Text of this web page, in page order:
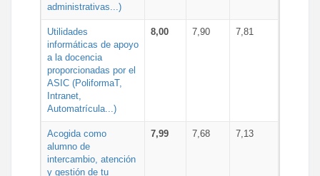
administrativas...)
Utilidades
informáticas de apoyo
a la docencia
proporcionadas por el
ASIC (PoliformaT,
Intranet,
Automatrícula...)
8,00 7,90 7,81
Acogida como
alumno de
intercambio, atención
y gestión de tu
7,99 7,68 7,13